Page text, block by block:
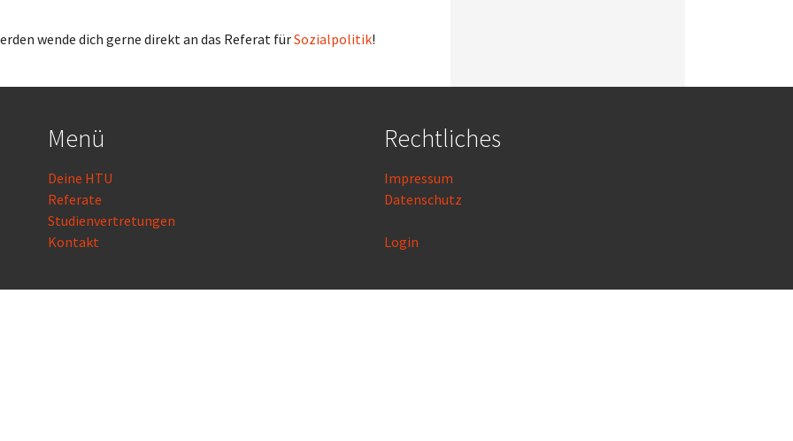
wende dich gerne direkt an das Referat fürSozialpolitik!
Menü
Deine HTU
Referate
Studienvertretungen
Kontakt
Rechtliches
Impressum
Datenschutz
Login